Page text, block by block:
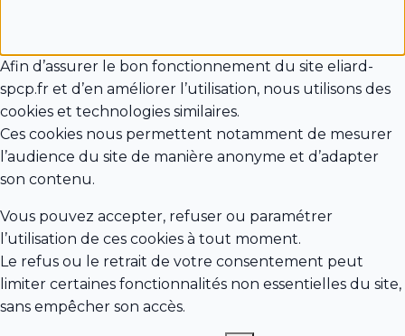
Afin d’assurer le bon fonctionnement du site eliard-
spcp.fr et d’en améliorer l’utilisation, nous utilisons des
cookies et technologies similaires.
Ces cookies nous permettent notamment de mesurer
l’audience du site de manière anonyme et d’adapter
son contenu.
Vous pouvez accepter, refuser ou paramétrer
l’utilisation de ces cookies à tout moment.
Le refus ou le retrait de votre consentement peut
limiter certaines fonctionnalités non essentielles du site,
sans empêcher son accès.